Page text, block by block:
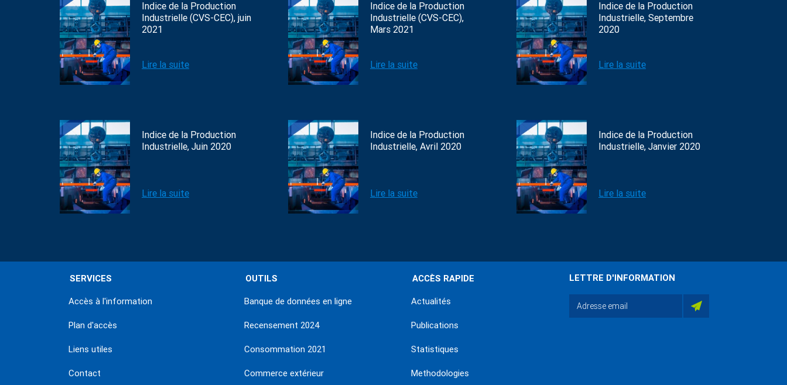
Indice de la Production
Industrielle (CVS-CEC), juin
2021
Lire la suite
Indice de la Production
Industrielle (CVS-CEC),
Mars 2021
Lire la suite
Indice de la Production
Industrielle, Septembre
2020
Lire la suite
Indice de la Production
Industrielle, Juin 2020
Lire la suite
Indice de la Production
Industrielle, Avril 2020
Lire la suite
Indice de la Production
Industrielle, Janvier 2020
Lire la suite
SERVICES
Accès à l'information
Plan d'accès
Liens utiles
Contact
OUTILS
Banque de données en ligne
Recensement 2024
Consommation 2021
Commerce extérieur
ACCÈS RAPIDE
Actualités
Publications
Statistiques
Methodologies
LETTRE D'INFORMATION